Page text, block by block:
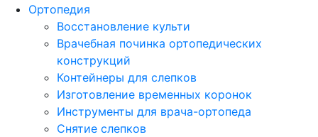
Ортопедия
Восстановление культи
Врачебная починка ортопедических
конструкций
Контейнеры для слепков
Изготовление временных коронок
Инструменты для врача-ортопеда
Снятие слепков